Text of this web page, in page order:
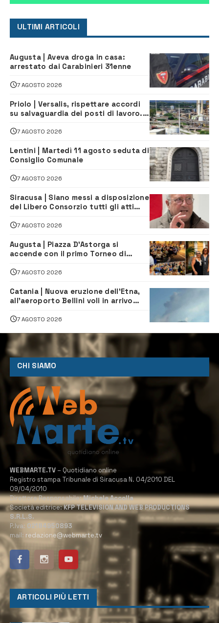
ULTIMI ARTICOLI
Augusta | Aveva droga in casa:
arrestato dai Carabinieri 31enne
7 AGOSTO 2026
Priolo | Versalis, rispettare accordi
su salvaguardia dei posti di lavoro. Il
7 AGOSTO 2026
Lentini | Martedì 11 agosto seduta di
Consiglio Comunale
7 AGOSTO 2026
Siracusa | Siano messi a disposizione
del Libero Consorzio tutti gli atti
7 AGOSTO 2026
Augusta | Piazza D’Astorga si
accende con il primo Torneo di
7 AGOSTO 2026
Catania | Nuova eruzione dell’Etna,
all’aeroporto Bellini voli in arrivo
7 AGOSTO 2026
CHI SIAMO
WEBMARTE.TV – Quotidiano online
Registro stampa Tribunale di Siracusa N. 04/2010 DEL
09/04/2010
Direttore Responsabile:Michele Accolla
Società editrice:KFP TELEVISION AND WEB PRODUCTIONS
S.R.L.S.
P.Iva: 02184950893
mail: redazione@webmarte.tv
ARTICOLI PIÙ LETTI